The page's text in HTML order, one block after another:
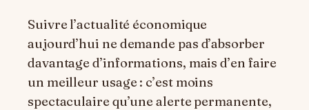
Suivre l’actualité économique
aujourd’hui ne demande pas d’absorber
davantage d’informations, mais d’en faire
un meilleur usage : c’est moins
spectaculaire qu’une alerte permanente,